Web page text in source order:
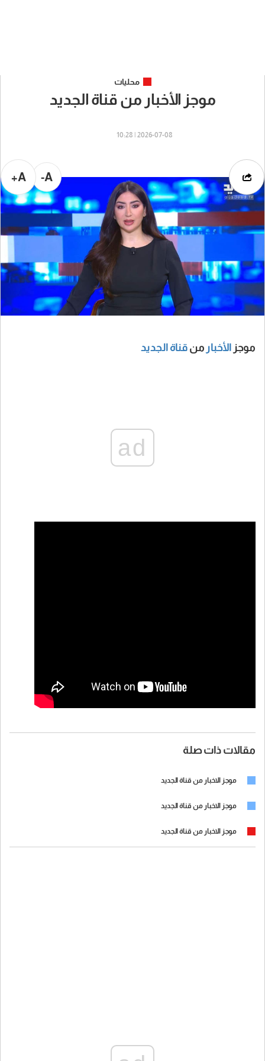
محليات
موجز الأخبار من قناة الجديد
2026-07-08 | 10:28
A-
A+
موجز الأخبار من قناة الجديد
ad
مقالات ذات صلة
موجز الاخبار من قناة الجديد
موجز الاخبار من قناة الجديد
موجز الاخبار من قناة الجديد